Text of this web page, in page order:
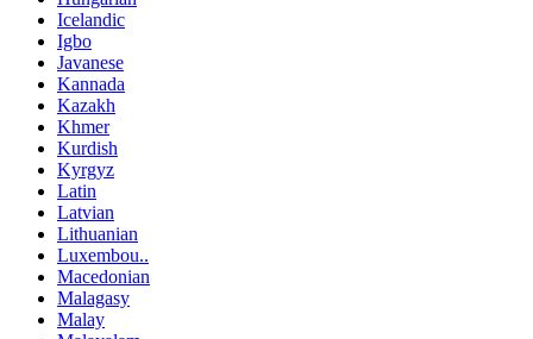
Icelandic
Igbo
Javanese
Kannada
Kazakh
Khmer
Kurdish
Kyrgyz
Latin
Latvian
Lithuanian
Luxembou..
Macedonian
Malagasy
Malay